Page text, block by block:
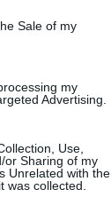
Sale of my
my
Advertising.
Use,
or Sharing of my
Unrelated with the
was collected.
en marcha”
sector: la
un modelo
orientado a la
se alinea
el papel
y consolidar
de